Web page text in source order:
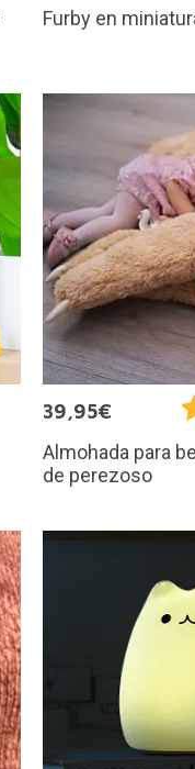
Furby en
39,95€
Almohada para
de perezoso